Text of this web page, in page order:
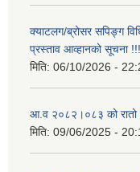
क्याटलग/ब्रोसर सपिङ्ग
प्रस्ताव आव्हानको सूचना !!!
मिति: 06/10/2026 -
आ.व २०८२।०८३ को रातो
मिति: 09/06/2025 -